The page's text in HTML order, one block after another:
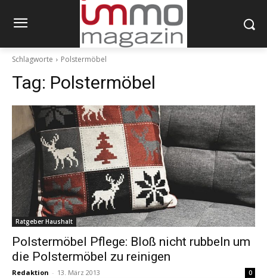
Schlagworte Polstermöbel
Tag: Polstermöbel
Ratgeber Haushalt
Polstermöbel Pflege: Bloß nicht rubbeln um
die Polstermöbel zu reinigen
Redaktion - 13. März 2013 0